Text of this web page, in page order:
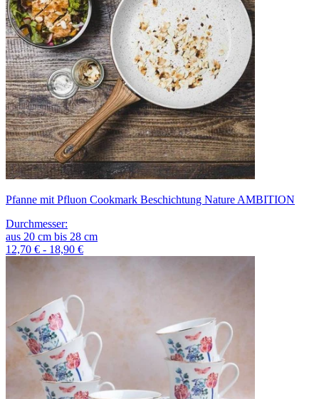
Pfanne mit Pfluon Cookmark Beschichtung Nature AMBITION
Durchmesser:
aus 20 cm bis 28 cm
12,70 € - 18,90 €